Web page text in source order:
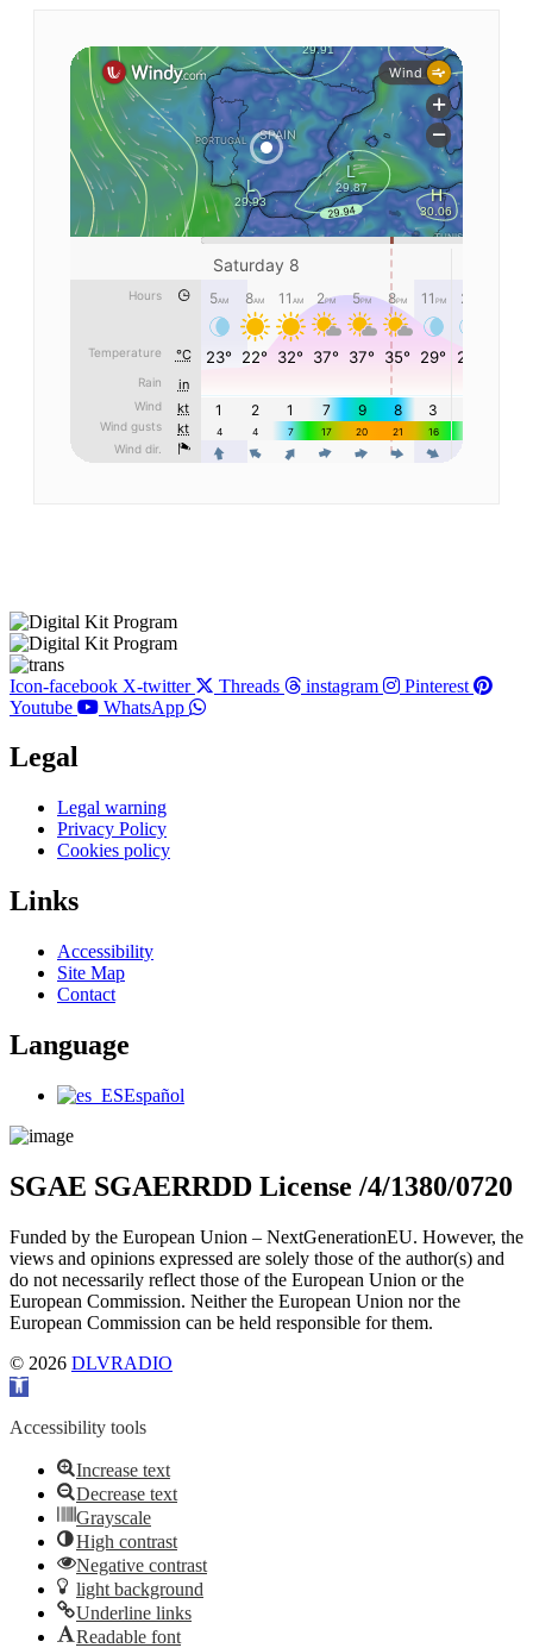
Icon-facebook X-twitter Threads instagram
Pinterest
Youtube
WhatsApp
Legal
Main
Menu
Legal warning
Privacy Policy
Cookies policy
Links
Main
Menu
Accessibility
Site Map
Contact
Language
Main
Español
SGAE SGAERRDD License /4/1380/0720
Funded by the European Union – NextGenerationEU. However, the
views and opinions expressed are solely those of the author(s) and
do not necessarily reflect those of the European Union or the
European Commission. Neither the European Union nor the
European Commission can be held responsible for them.
© 2026 DLVRADIO
Open toolbar
Accessibility tools
Increase text
Decrease text
Grayscale
High contrast
Negative contrast
light background
Underline links
Readable font